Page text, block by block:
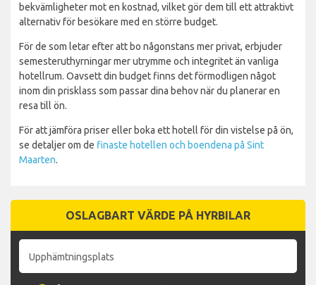
bekvämligheter mot en kostnad, vilket gör dem till ett attraktivt
alternativ för besökare med en större budget.
För de som letar efter att bo någonstans mer privat, erbjuder
semesteruthyrningar mer utrymme och integritet än vanliga
hotellrum. Oavsett din budget finns det förmodligen något
inom din prisklass som passar dina behov när du planerar en
resa till ön.
För att jämföra priser eller boka ett hotell för din vistelse på ön,
se detaljer om de finaste hotellen och boendena på Sint
Maarten.
OSLAGBART VÄRDE PÅ HYRBILAR
Upphämtningsplats